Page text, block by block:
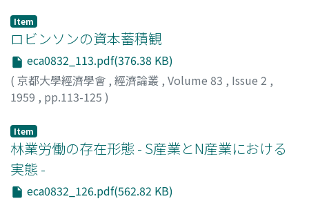
Item
ロビンソンの資本蓄積観
eca0832_113.pdf(376.38 KB)
( 京都大學經濟學會 , 經濟論叢 , Volume 83 , Issue 2 ,
1959 , pp.113-125 )
Item
林業労働の存在形態 - S産業とN産業における
実態 -
eca0832_126.pdf(562.82 KB)